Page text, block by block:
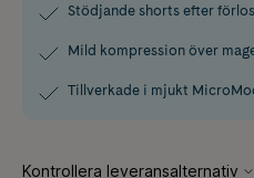
Stödjande shorts efter
Mild kompression över
Tillverkade i mjukt